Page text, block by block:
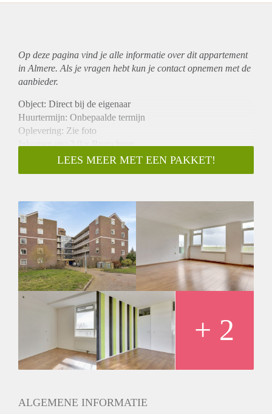
Op deze pagina vind je alle informatie over ditappartement
in Almere. Als je vragen hebt kun je contact opnemen met de
aanbieder.
Object: Direct bij de eigenaar
Huurtermijn: Onbepaalde termijn
Oplevering: Zie foto
Inkomen eis: 3,0 x Bruto huur
Garantiestelling mogelijk: Ja
Borg: 1 Maand
Huisdieren toegestaan: Afhankelijk van de Eigenaar
Huurtoeslag grens: Nee
Geschikt voor studenten: Afhankelijk van de Eigenaar
LEES MEER MET EEN PAKKET!
+ 2
ALGEMENE INFORMATIE